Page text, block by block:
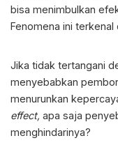
bisa menimbulkan
Fenomena ini terkenal
Jika tidak tertangani
menyebabkan
menurunkan
effect, apa saja
menghindarinya?